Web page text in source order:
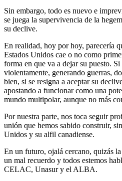
Sin embargo, todo es nuevo e
se juega la supervivencia de la
su declive.
En realidad, hoy por hoy, parecería
Estados Unidos cae o no como
forma en que va a dejar su puesto.
violentamente, generando guerras,
bien, si se resigna a aceptar su
apostando a funcionar como una
mundo multipolar, aunque no más
Por nuestra parte, nos toca seguir
unión que hemos sabido construir,
Unidos y su alfil canadiense.
En un futuro, ojalá cercano, quizás
un mal recuerdo y todos estemos
CELAC, Unasur y el ALBA.